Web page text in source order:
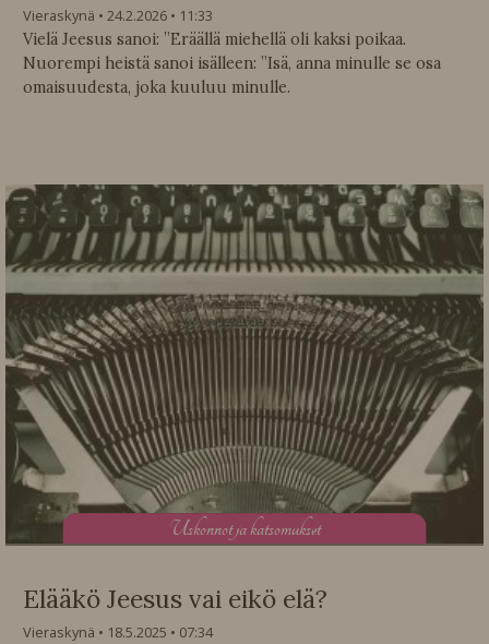
Vieraskynä 24.2.2026
11:33
Vielä Jeesus sanoi: ”Eräällä miehellä oli kaksi poikaa.
Nuorempi heistä sanoi isälleen: ”Isä, anna minulle se osa
omaisuudesta, joka kuuluu minulle.
Uskonnot ja katsomukset
Elääkö Jeesus vai eikö elä?
Vieraskynä 18.5.2025
07:34